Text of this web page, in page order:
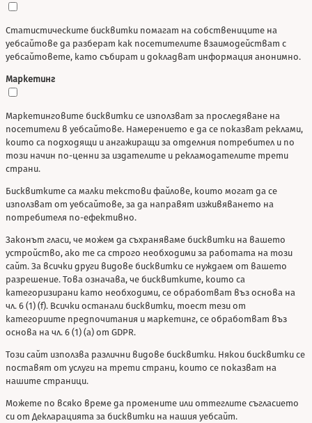
Статистическите бисквитки помагат на собствениците на
уебсайтове да разберат как посетителите взаимодействат с
уебсайтовете, като събират и докладват информация анонимно.
Маркетинг
Маркетинговите бисквитки се използват за проследяване на
посетители в уебсайтове. Намерението е да се показват реклами,
които са подходящи и ангажиращи за отделния потребител и по
този начин по-ценни за издателите и рекламодателите трети
страни.
Бисквитките са малки текстови файлове, които могат да се
използват от уебсайтове, за да направят изживяването на
потребителя по-ефективно.
Законът гласи, че можем да съхраняваме бисквитки на вашето
устройство, ако те са строго необходими за работата на този
сайт. За всички други видове бисквитки се нуждаем от вашето
разрешение. Това означава, че бисквитките, които са
категоризирани като необходими, се обработват въз основа на
чл. 6 (1) (f). Всички останали бисквитки, тоест тези от
категориите предпочитания и маркетинг, се обработват въз
основа на чл. 6 (1) (a) от GDPR.
Този сайт използва различни видове бисквитки. Някои бисквитки се
поставят от услуги на трети страни, които се показват на
нашите страници.
Можете по всяко време да промените или оттеглите съгласието
си от Декларацията за бисквитки на нашия уебсайт.